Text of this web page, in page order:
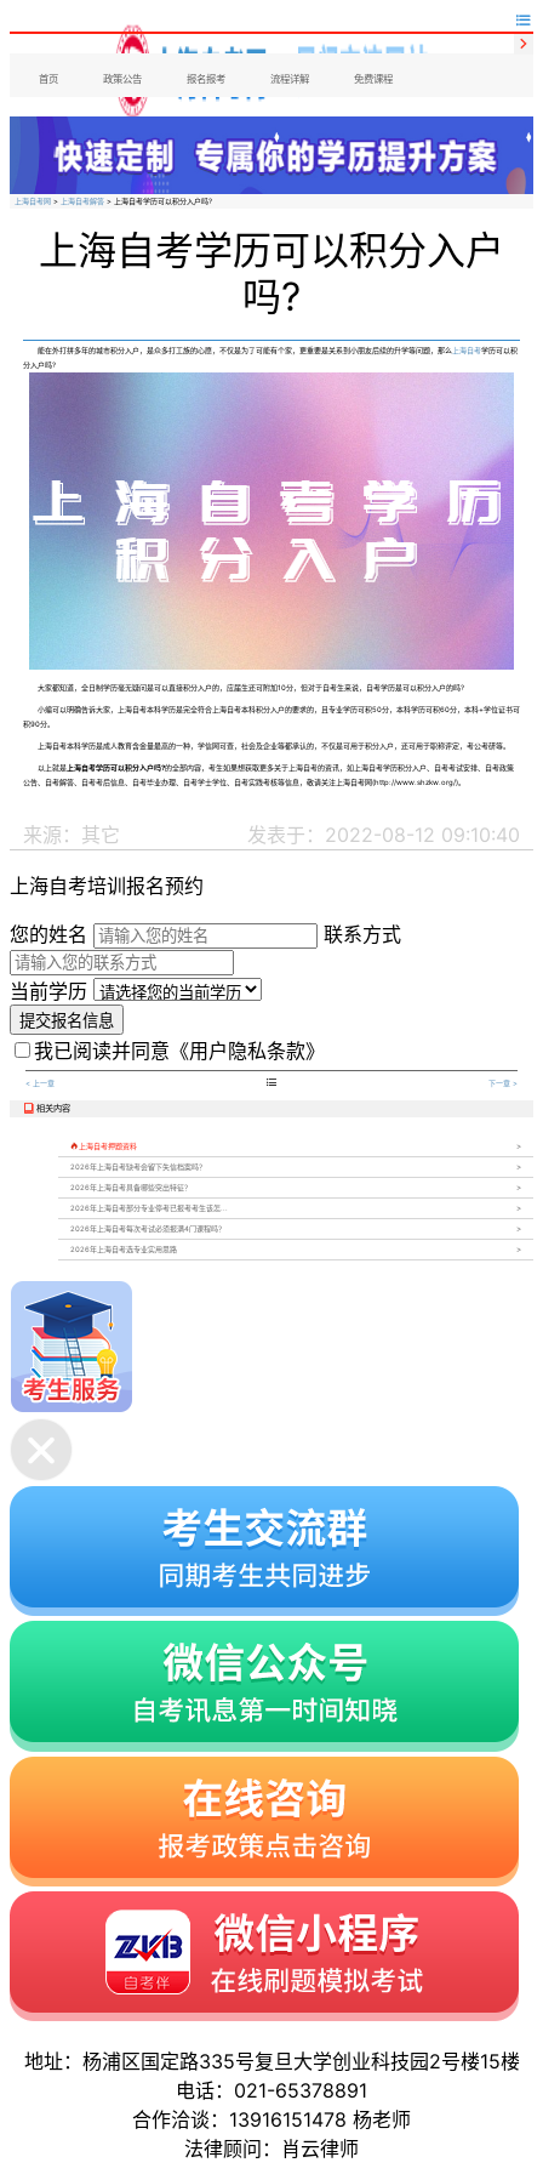

首页 政策公告 报名报考 流程详解 免费课程

上海自考网 > 上海自考解答 > 上海自考学历可以积分入户吗?
上海自考学历可以积分入户
吗?
能在外打拼多年的城市积分入户，是众多打工族的心愿，不仅是为了可能有个家，更重要是关系到小朋友后续的升学等问题，那么 上海自考学历可以积
分入户吗?
大家都知道，全日制学历毫无疑问是可以直接积分入户的，应届生还可附加10分，但对于自考生来说，自考学历是可以积分入户的吗?
小编可以明确告诉大家，上海自考本科学历是完全符合上海自考本科积分入户的要求的，且专业学历可积50分，本科学历可积60分，本科+学位证书可
积90分。
上海自考本科学历是成人教育含金量最高的一种，学信网可查，社会及企业等都承认的，不仅是可用于积分入户，还可用于职称评定，考公考研等。
以上就是上海自考学历可以积分入户吗?的全部内容，考生如果想获取更多关于上海自考的资讯，如上海自考学历积分入户、自考考试安排、自考政策
公告、自考解答、自考考后信息、自考毕业办理、自考学士学位、自考实践考核等信息，敬请关注上海自考网(http://www.shzkw.org/)。
来源：其它 发表于：2022-08-12 09:10:40
上海自考培训报名预约
您的姓名
联系方式
当前学历
提交报名信息
我已阅读并同意 《用户隐私条款》
< 上一章  下一章 >
相关内容
 上海自考押题资料
2026年上海自考缺考会留下失信档案吗？
2026年上海自考具备哪些突出特征？
2026年上海自考部分专业停考已报考考生该怎...
2026年上海自考每次考试必须报满4门课程吗？
2026年上海自考选专业实用思路
地址：杨浦区国定路335号复旦大学创业科技园2号楼15楼
电话：021-65378891
合作洽谈：13916151478 杨老师
法律顾问：肖云律师